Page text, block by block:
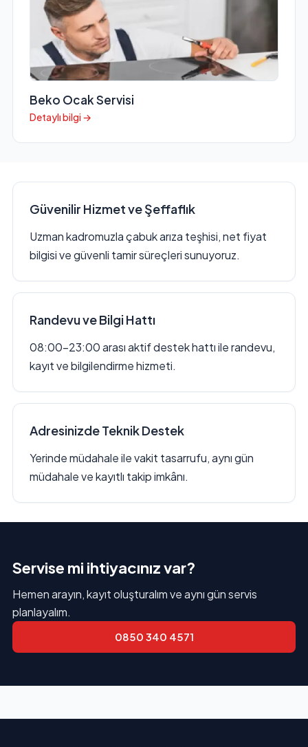
Beko Ocak Servisi
Detaylı bilgi →
Güvenilir Hizmet ve Şeffaflık
Uzman kadromuzla çabuk arıza teşhisi, net fiyat
bilgisi ve güvenli tamir süreçleri sunuyoruz.
Randevu ve Bilgi Hattı
08:00–23:00 arası aktif destek hattı ile randevu,
kayıt ve bilgilendirme hizmeti.
Adresinizde Teknik Destek
Yerinde müdahale ile vakit tasarrufu, aynı gün
müdahale ve kayıtlı takip imkânı.
Servise mi ihtiyacınız var?
Hemen arayın, kayıt oluşturalım ve aynı gün servis
planlayalım.
0850 340 4571